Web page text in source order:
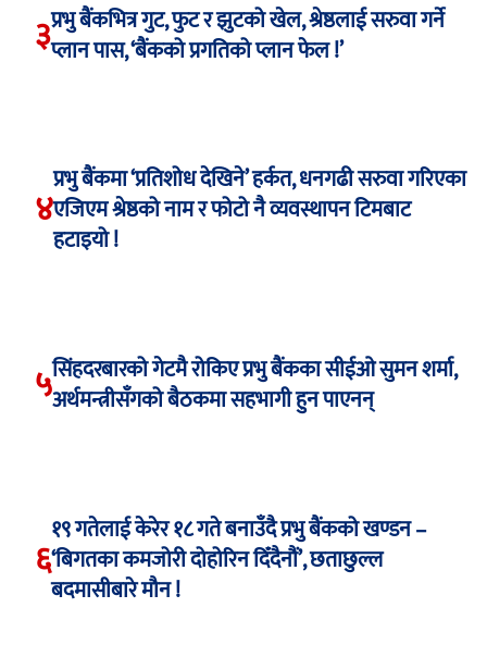
३प्रभु बैंकभित्र गुट, फुट र झुटको खेल, श्रेष्ठलाई सरुवा गर्ने
प्लान पास, ‘बैंकको प्रगतिको प्लान फेल !’
४
प्रभु बैंकमा ‘प्रतिशोध देखिने’ हर्कत, धनगढी सरुवा गरिएका
एजिएम श्रेष्ठको नाम र फोटो नै व्यवस्थापन टिमबाट
हटाइयो !
५सिंहदरबारको गेटमै रोकिए प्रभु बैंकका सीईओ सुमन शर्मा,
अर्थमन्त्रीसँगको बैठकमा सहभागी हुन पाएनन्
६
१९ गतेलाई केरेर १८ गते बनाउँदै प्रभु बैंकको खण्डन –
‘बिगतका कमजोरी दोहोरिन दिँदैनौं’, छताछुल्ल
बदमासीबारे मौन !